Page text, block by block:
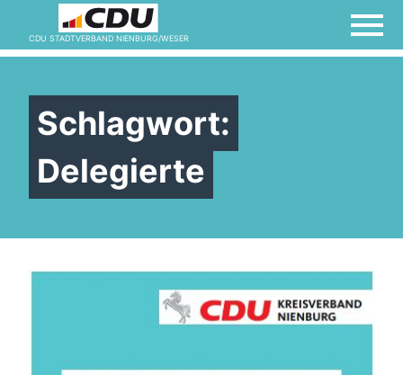
CDU STADTVERBAND NIENBURG/WESERTermine
Vorstand
Willkommen bei der
Frauen Union!
Schlagwort:
Delegierte